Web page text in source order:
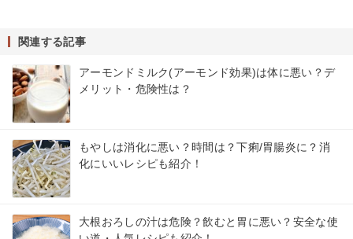
関連する記事
アーモンドミルク(アーモンド効果)は体に悪い？デ
メリット・危険性は？
もやしは消化に悪い？時間は？下痢/胃腸炎に？消
化にいいレシピも紹介！
大根おろしの汁は危険？飲むと胃に悪い？安全な使